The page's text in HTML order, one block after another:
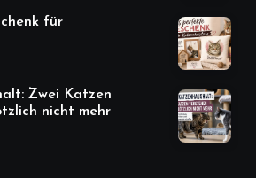
für
Zwei Katzen
nicht mehr